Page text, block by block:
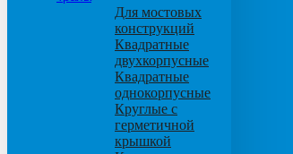
Для мостовых
конструкций
Квадратные
двухкорпусные
Квадратные
однокорпусные
Круглые с
герметичной
крышкой